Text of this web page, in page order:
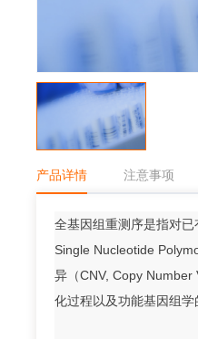
产品详情 注意事项
全基因组重测序是指对
Single Nucleotide
异（CNV, Copy Number
化过程以及功能基因组学